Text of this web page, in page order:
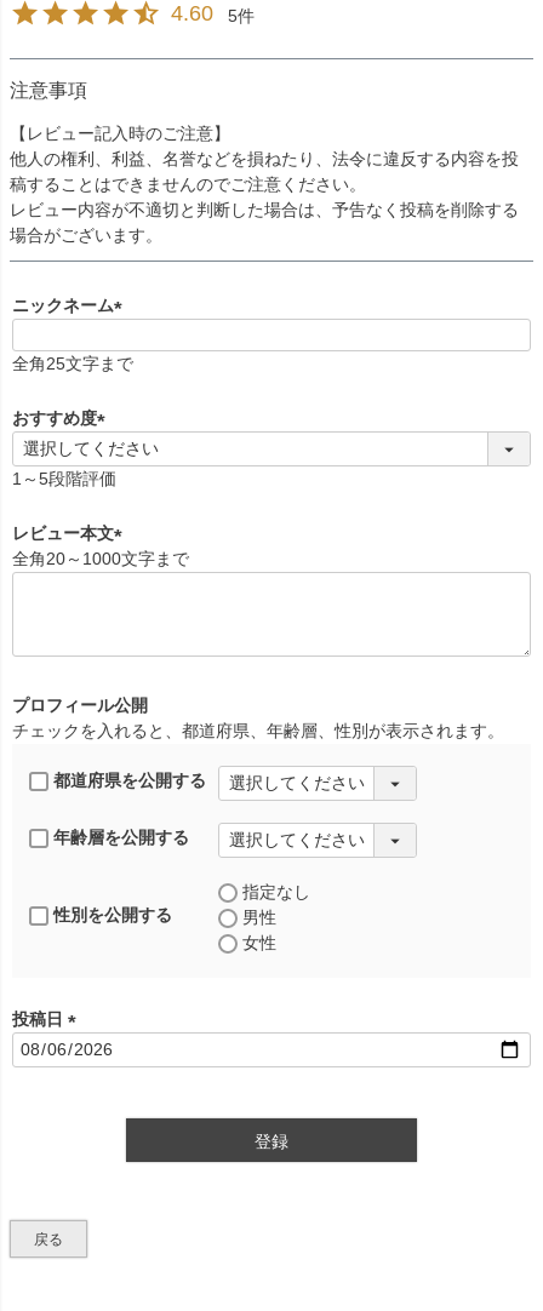
4.60 5
注意事項
【レビュー記入時のご注意】
他人の権利、利益、名誉などを損ねたり、法令に違反する内容を投
稿することはできませんのでご注意ください。
レビュー内容が不適切と判断した場合は、予告なく投稿を削除する
場合がございます。
ニックネーム
必
全角25文字まで
おすすめ度
(
必
)
1～5段階評価
レビュー本文
(
全角20～1000文字まで
プロフィール公開
チェックを入れると、都道府県、年齢層、性別が表示されます。
都道府県を公開する
年齢層を公開する
性別を公開する
指定なし
男性
女性
投稿日
(
登録
戻る